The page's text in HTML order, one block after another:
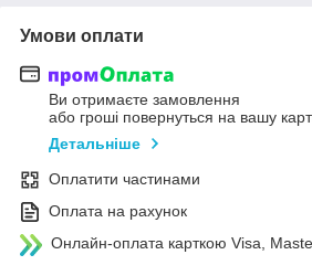
Умови оплати
Ви отримаєте замовлення
або гроші повернуться на вашу
Детальніше
Оплатити частинами
Оплата на рахунок
Онлайн-оплата карткою Visa,